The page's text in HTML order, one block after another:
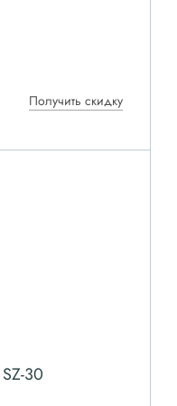
Получить скидку
30